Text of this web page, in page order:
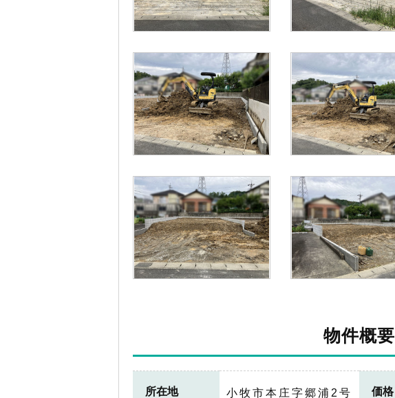
物件概要
所在地
小牧市本庄字郷浦2号
価格